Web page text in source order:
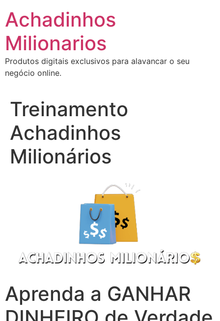
para
conteúdo
Achadinhos
Milionarios
Produtos digitais exclusivos para alavancar o seu
negócio online.
Treinamento
Achadinhos
Milionários
Aprenda a GANHAR